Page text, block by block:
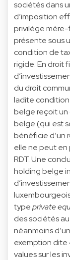
sociétés dans
d’imposition
privilège mère-
présente sous
condition de
rigide. En droit
du droit
ladite condition
belge reçoit un
belge (qui est
bénéficie d’un
elle ne peut en
RDT. Une
holding belge
typeprivate
des sociétés
néanmoins
exemption dite
values sur les